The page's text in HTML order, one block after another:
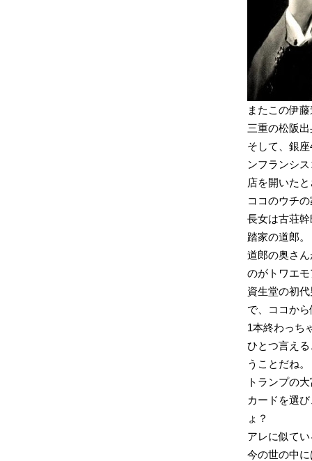
またこの伊
三重の松阪
そして、銀
ンフランシ
店を開いた
ココのウチ
長女は古荘
踏家の道郎。
道郎の奥さ
のがトワエ
資生堂の初
で、ココか
1本終わっち
ひとつ言え
うことだね。
トランプの
カードを選
ょ？
アレに似て
今の世の中